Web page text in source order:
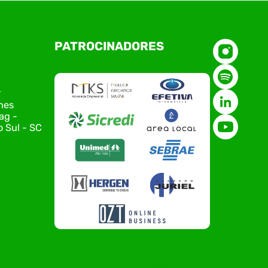
O Polo ACATE-ACIRS, por meio do NIAVI – Núcleo
de Tecnologia da Informação do Alto Vale do
Conexão Tech NIAVI, reunindo empresas de
tecnologia da região para uma noite de
conteúdo estratégico e
de novas iniciativas para o setor.
encontro aconteceu em Rio…
-
Sul - SC
PATROCINADORES